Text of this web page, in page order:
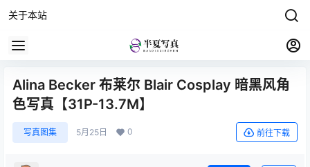
关于本站
Alina Becker 布莱尔 Blair Cosplay 暗黑风角
色写真【31P-13.7M】
写真图集 5月25日 0 前往下载